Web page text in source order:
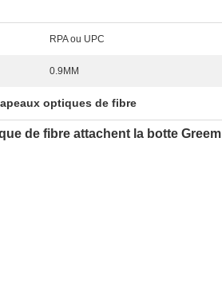
RPA ou UPC
0.9MM
optiques de fibre
de fibre attachent la botte Greem